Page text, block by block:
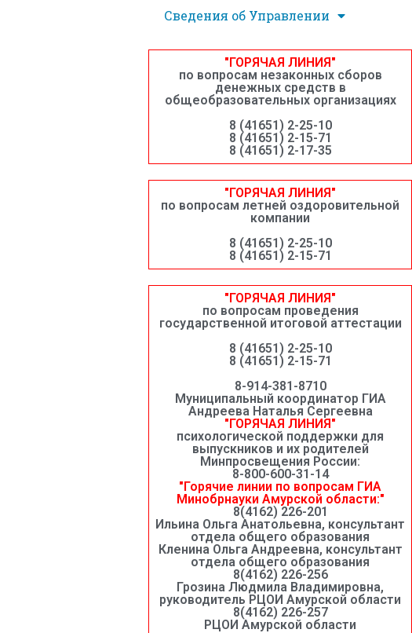
Сведения об Управлении
"ГОРЯЧАЯ ЛИНИЯ"
по вопросам незаконных сборов
денежных средств в
общеобразовательных организациях
8 (41651) 2-25-10
8 (41651) 2-15-71
8 (41651) 2-17-35
"ГОРЯЧАЯ ЛИНИЯ"
по вопросам летней оздоровительной
компании
8 (41651) 2-25-10
8 (41651) 2-15-71
"ГОРЯЧАЯ ЛИНИЯ"
по вопросам проведения
государственной итоговой аттестации
8 (41651) 2-25-10
8 (41651) 2-15-71
8-914-381-8710
Муниципальный координатор ГИА
Андреева Наталья Сергеевна
"ГОРЯЧАЯ ЛИНИЯ"
психологической поддержки для
выпускников и их родителей
Минпросвещения России:
8-800-600-31-14
"Горячие линии по вопросам ГИА
Минобрнауки Амурской области:"
8(4162) 226-201
Ильина Ольга Анатольевна, консультант
отдела общего образования
Кленина Ольга Андреевна, консультант
отдела общего образования
8(4162) 226-256
Грозина Людмила Владимировна,
руководитель РЦОИ Амурской области
8(4162) 226-257
РЦОИ Амурской области